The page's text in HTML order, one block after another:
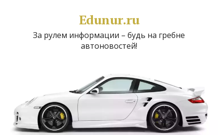
Edunur.ru
За рулем информации – будь на гребне
автоновостей!